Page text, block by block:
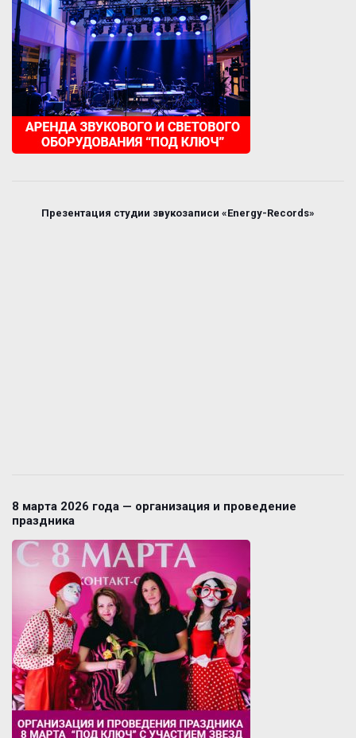
Презентация студии звукозаписи «Energy-Records»
8 марта 2026 года — организация и проведение
праздника